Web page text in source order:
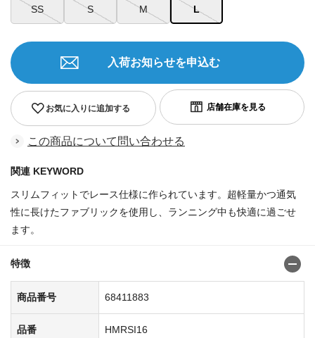
SS S M L
お気に入りに追加する
入荷お知らせを申込む
この商品について問い合わせる
関連 KEYWORD
スリムフィットでレース仕様に作られています。超軽量かつ通気
性に長けたファブリックを使用し、ランニング中も快適に過ごせ
ます。
特徴
商品番号 68411883
品番 HMRSI16